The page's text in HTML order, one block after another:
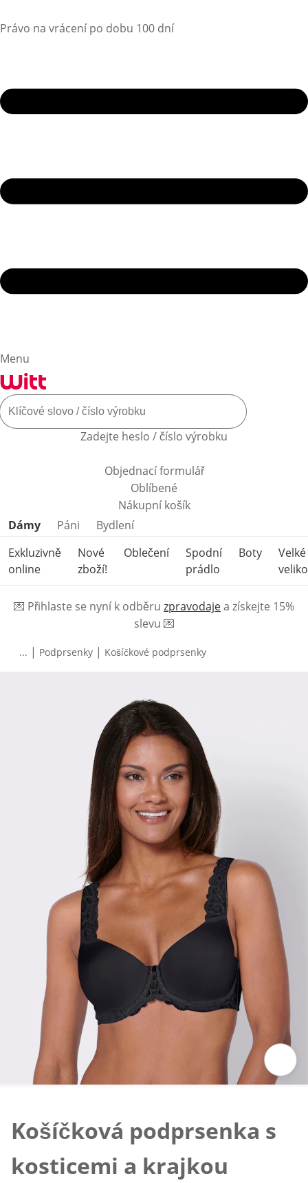
Právo na vrácení po dobu 100 dní
Menu
Zadejte heslo / číslo výrobku
Objednací formulář
Oblíbené
Nákupní košík
Přeskočit kategorie produktů
Dámy Páni
Bydlení
Exkluzivně
online
Nové
zboží!
Oblečení
Spodní
prádlo
Boty
Velké
💌 Přihlaste se nyní k odběru zpravodajea získejte 15%
slevu 💌
... | Podprsenky | Košíčkové podprsenky
Košíčková podprsenka s
kosticemi a krajkou